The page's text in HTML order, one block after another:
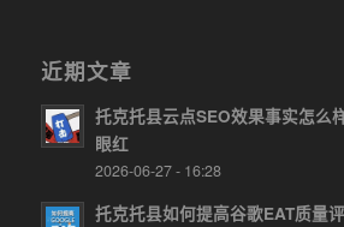
近期文章
托克托县云点SEO效果事实怎么
眼红
2026-06-27 - 16:28
托克托县如何提高谷歌EAT质量